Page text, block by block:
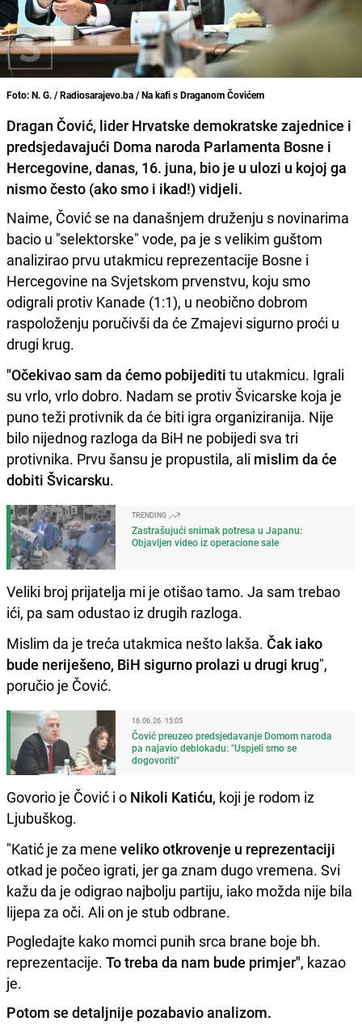
Foto: N. G. / Radiosarajevo.ba / Na kafi s Draganom Čovićem
Dragan Čović, lider Hrvatske demokratske zajednice i
predsjedavajući Doma naroda Parlamenta Bosne i
Hercegovine, danas, 16. juna, bio je u ulozi u kojoj ga
nismo često (ako smo i ikad!) vidjeli.
Naime, Čović se na današnjem druženju s novinarima
bacio u "selektorske" vode, pa je s velikim guštom
analizirao prvu utakmicu reprezentacije Bosne i
Hercegovine na Svjetskom prvenstvu, koju smo
odigrali protiv Kanade (1:1), u neobično dobrom
raspoloženju poručivši da će Zmajevi sigurno proći u
drugi krug.
"Očekivao sam da ćemo pobijediti tu utakmicu. Igrali
su vrlo, vrlo dobro. Nadam se protiv Švicarske koja je
puno teži protivnik da će biti igra organiziranija. Nije
bilo nijednog razloga da BiH ne pobijedi sva tri
protivnika. Prvu šansu je propustila, ali mislim da će
dobiti Švicarsku.
TRENDING
Zastrašujući snimak potresa u Japanu:
Objavljen video iz operacione sale
Veliki broj prijatelja mi je otišao tamo. Ja sam trebao
ići, pa sam odustao iz drugih razloga.
Mislim da je treća utakmica nešto lakša. Čak iako
bude neriješeno, BiH sigurno prolazi u drugi krug",
poručio je Čović.
16.06.26. 15:05
Čović preuzeo predsjedavanje Domom naroda
pa najavio deblokadu: "Uspjeli smo se
dogovoriti"
Govorio je Čović i o Nikoli Katiću, koji je rodom iz
Ljubuškog.
"Katić je za mene veliko otkrovenje u reprezentaciji
otkad je počeo igrati, jer ga znam dugo vremena. Svi
kažu da je odigrao najbolju partiju, iako možda nije bila
lijepa za oči. Ali on je stub odbrane.
Pogledajte kako momci punih srca brane boje bh.
reprezentacije. To treba da nam bude primjer", kazao
je.
Potom se detaljnije pozabavio analizom.